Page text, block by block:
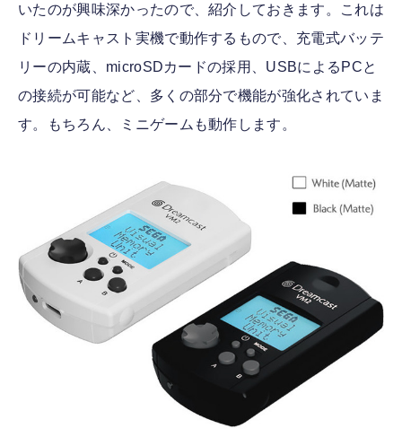
いたのが興味深かったので、紹介しておきます。これは
ドリームキャスト実機で動作するもので、充電式バッテ
リーの内蔵、microSDカードの採用、USBによるPCと
の接続が可能など、多くの部分で機能が強化されていま
す。もちろん、ミニゲームも動作します。